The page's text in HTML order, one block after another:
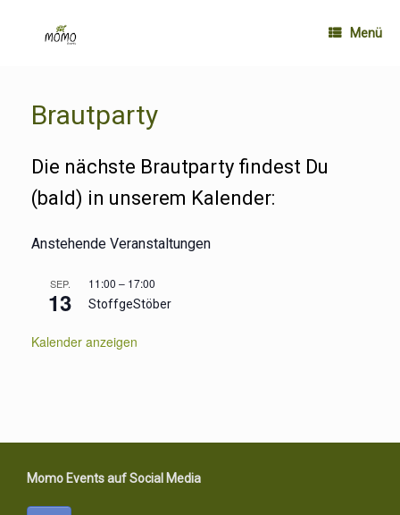
Menü
Brautparty
Die nächste Brautparty findest Du
(bald) in unserem Kalender:
Anstehende Veranstaltungen
SEP.
13
11:00 – 17:00
StoffgeStöber
Kalender anzeigen
Momo Events auf Social Media